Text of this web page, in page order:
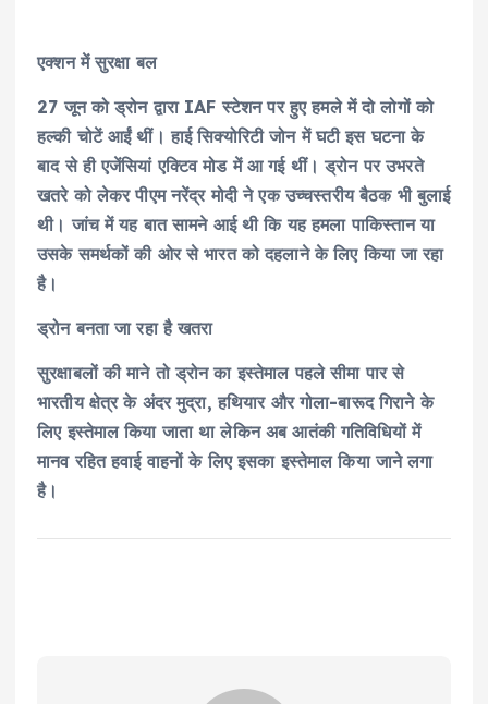
एक्शन में सुरक्षा बल
27 जून को ड्रोन द्वारा IAF स्टेशन पर हुए हमले में दो लोगों को
हल्की चोटें आईं थीं। हाई सिक्योरिटी जोन में घटी इस घटना के
बाद से ही एजेंसियां एक्टिव मोड में आ गई थीं। ड्रोन पर उभरते
खतरे को लेकर पीएम नरेंद्र मोदी ने एक उच्चस्तरीय बैठक भी बुलाई
थी। जांच में यह बात सामने आई थी कि यह हमला पाकिस्तान या
उसके समर्थकों की ओर से भारत को दहलाने के लिए किया जा रहा
है।
ड्रोन बनता जा रहा है खतरा
सुरक्षाबलों की माने तो ड्रोन का इस्तेमाल पहले सीमा पार से
भारतीय क्षेत्र के अंदर मुद्रा, हथियार और गोला-बारूद गिराने के
लिए इस्तेमाल किया जाता था लेकिन अब आतंकी गतिविधियों में
मानव रहित हवाई वाहनों के लिए इसका इस्तेमाल किया जाने लगा
है।